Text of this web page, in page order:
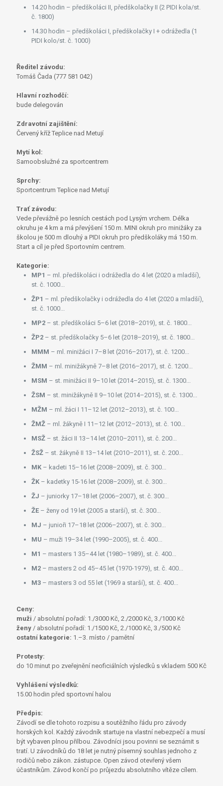
14.20 hodin – předškoláci II, předškolačky II (2 PIDI kola/st.
č. 1800)
14.30 hodin – předškoláci I, předškolačky I + odrážedla (1
PIDI kolo/st. č. 1000)
Ředitel závodu:
Tomáš Čada (777 581 042)
Hlavní rozhodčí:
bude delegován
Zdravotní zajištění:
Červený kříž Teplice nad Metují
Mytí kol:
Samoobslužné za sportcentrem
Sprchy:
Sportcentrum Teplice nad Metují
Trať závodu:
Vede převážně po lesních cestách pod Lysým vrchem. Délka
okruhu je 4 km a má převýšení 150 m. MINI okruh pro minižáky za
školou je 500 m dlouhý a PIDI okruh pro předškoláky má 150 m.
Start a cíl je před Sportovním centrem.
Kategorie:
MP1 – ml. předškoláci i odrážedla do 4 let (2020 a mladší),
st. č. 1000...
ŽP1 – ml. předškolačky i odrážedla do 4 let (2020 a mladší),
st. č. 1000...
MP2 – st. předškoláci 5–6 let (2018–2019), st. č. 1800...
ŽP2 – st. předškolačky 5–6 let (2018–2019), st. č. 1800...
MMM – ml. minižáci I 7–8 let (2016–2017), st. č. 1200...
ŽMM – ml. minižákyně 7–8 let (2016–2017), st. č. 1200...
MSM – st. minižáci II 9–10 let (2014–2015), st. č. 1300...
ŽSM – st. minižákyně II 9–10 let (2014–2015), st. č. 1300...
MŽM – ml. žáci I 11–12 let (2012–2013), st. č. 100...
ŽMŽ – ml. žákyně I 11–12 let (2012–2013), st. č. 100...
MSŽ – st. žáci II 13–14 let (2010–2011), st. č. 200...
ŽSŽ – st. žákyně II 13–14 let (2010–2011), st. č. 200...
MK – kadeti 15–16 let (2008–2009), st. č. 300...
ŽK – kadetky 15-16 let (2008–2009), st. č. 300...
ŽJ – juniorky 17–18 let (2006–2007), st. č. 300...
ŽE – ženy od 19 let (2005 a starší), st. č. 300...
MJ – junioři 17–18 let (2006–2007), st. č. 300...
MU – muži 19–34 let (1990–2005), st. č. 400...
M1 – masters 1 35–44 let (1980–1989), st. č. 400...
M2 – masters 2 od 45–45 let (1970-1979), st. č. 400...
M3 – masters 3 od 55 let (1969 a starší), st. č. 400...
Ceny:
muži / absolutní pořadí: 1./3000 Kč, 2./2000 Kč, 3./1000 Kč
ženy / absolutní pořadí: 1./1500 Kč, 2./1000 Kč, 3./500 Kč
ostatní kategorie: 1.–3. místo / pamětní
Protesty:
do 10 minut po zveřejnění neoficiálních výsledků s vkladem 500 Kč
Vyhlášení výsledků:
15.00 hodin před sportovní halou
Předpis:
Závodí se dle tohoto rozpisu a soutěžního řádu pro závody
horských kol. Každý závodník startuje na vlastní nebezpečí a musí
být vybaven plnou přilbou. Závodníci jsou povinni se seznámit s
tratí. U závodníků do 18 let je nutný písemný souhlas jednoho z
rodičů nebo zákon. zástupce. Open závod otevřený všem
účastníkům. Závod končí po průjezdu absolutního vítěze cílem.